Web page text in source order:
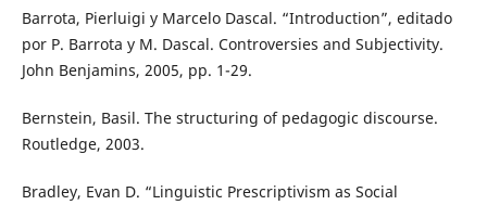
Barrota, Pierluigi y Marcelo Dascal. “Introduction”, editado
por P. Barrota y M. Dascal. Controversies and Subjectivity.
John Benjamins, 2005, pp. 1-29.
Bernstein, Basil. The structuring of pedagogic discourse.
Routledge, 2003.
Bradley, Evan D. “Linguistic Prescriptivism as Social